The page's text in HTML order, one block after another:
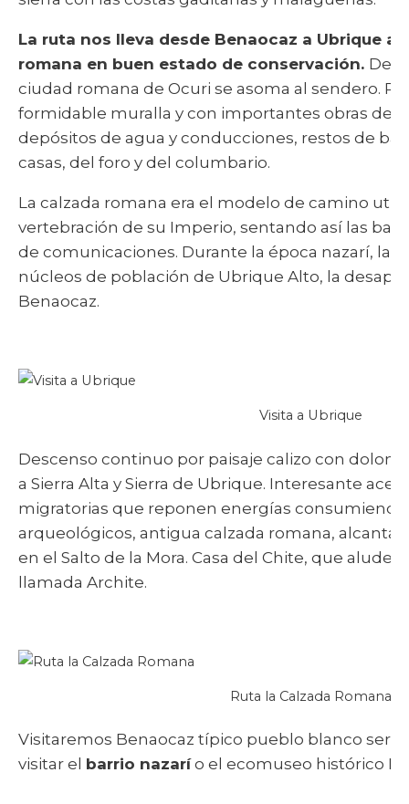
La ruta nos lleva desde Benaocaz a Ubrique a
romana en buen estado de conservación.
ciudad romana de Ocuri se asoma al sendero.
formidable muralla y con importantes obras de
depósitos de agua y conducciones, restos de
casas, del foro y del columbario.
La calzada romana era el modelo de camino
vertebración de su Imperio, sentando así las
de comunicaciones. Durante la época nazarí, la
núcleos de población de Ubrique Alto, la
Benaocaz.
Visita a Ubrique
Descenso continuo por paisaje calizo con
a Sierra Alta y Sierra de Ubrique. Interesante
migratorias que reponen energías consumiendo
arqueológicos, antigua calzada romana,
en el Salto de la Mora. Casa del Chite, que alude
llamada Archite.
Ruta la Calzada Romana
Visitaremos Benaocaz típico pueblo blanco
visitar el barrio nazarío el ecomuseo histórico El